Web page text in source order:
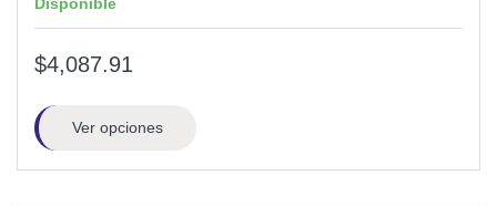
$4,087.91
Ver opciones